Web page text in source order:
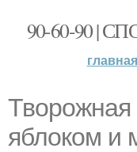
90-60-90 |
главная
Творожная
яблоком и